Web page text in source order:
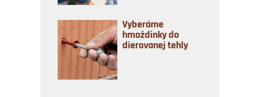
Vyberáme
hmoždinky do
dierovanej tehly